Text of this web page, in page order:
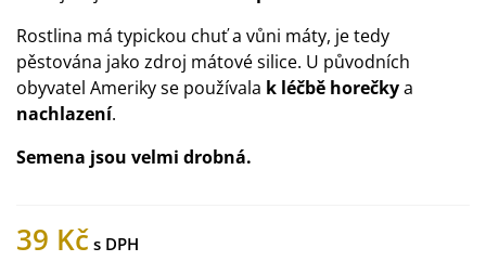
Rostlina má typickou chuť a vůni máty, je tedy
pěstována jako zdroj mátové silice. U původních
obyvatel Ameriky se používala k léčbě horečkya
nachlazení.
Semena jsou velmi drobná.
39 Kč